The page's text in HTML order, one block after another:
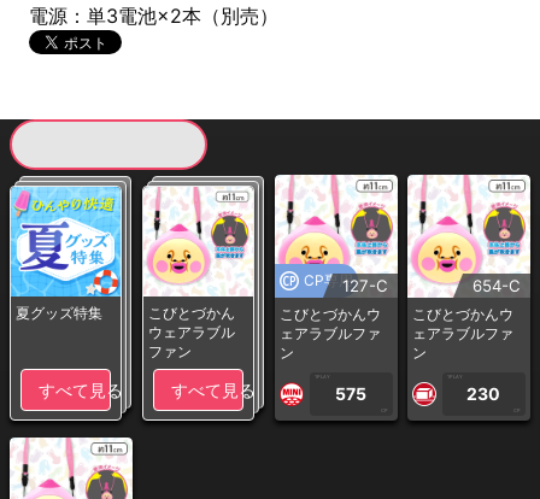
電源：単3電池×2本（別売）
夏グッズ特集
すべて見る
こびとづかん
ウェアラブル
ファン
すべて見る
CP専用127-C
こびとづかんウ
ェアラブルファ
ン
1PLAY
575
CP
654-C
こびとづかんウ
ェアラブルファ
ン
1PLAY
230
CP